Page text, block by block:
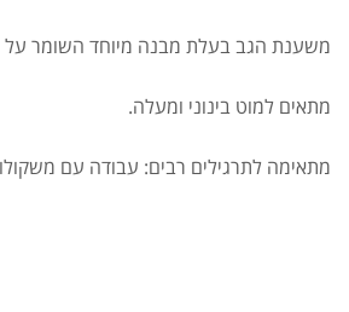
משענת הגב בעלת מבנה מיוחד השומר על
מתאים למוט בינוני ומעלה.
מתאימה לתרגילים רבים: עבודה עם משקולות